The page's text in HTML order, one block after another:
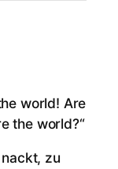
world! Are
the world?“
zu